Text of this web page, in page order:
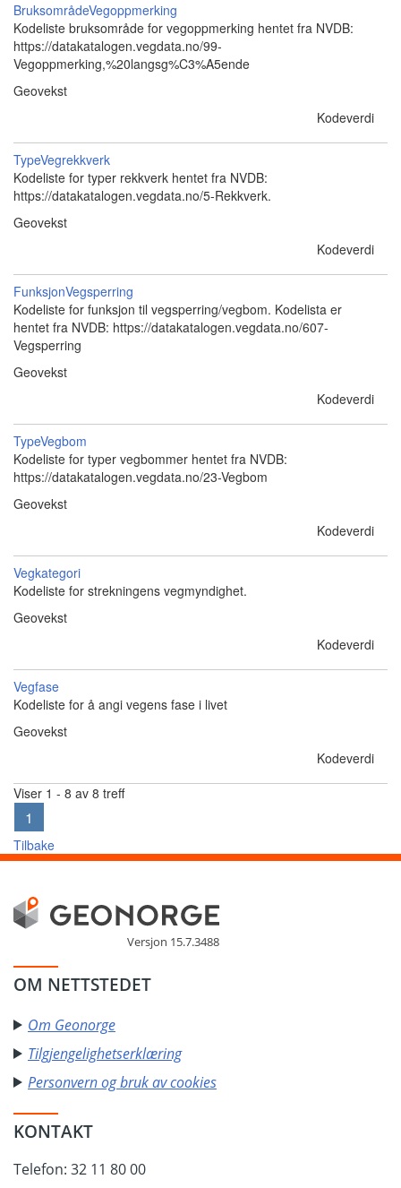
BruksområdeVegoppmerking
Kodeliste bruksområde for vegoppmerking hentet fra NVDB:
https://datakatalogen.vegdata.no/99-
Vegoppmerking,%20langsg%C3%A5ende
Geovekst
Kodeverdi
TypeVegrekkverk
Kodeliste for typer rekkverk hentet fra NVDB:
https://datakatalogen.vegdata.no/5-Rekkverk.
Geovekst
Kodeverdi
FunksjonVegsperring
Kodeliste for funksjon til vegsperring/vegbom. Kodelista er
hentet fra NVDB: https://datakatalogen.vegdata.no/607-
Vegsperring
Geovekst
Kodeverdi
TypeVegbom
Kodeliste for typer vegbommer hentet fra NVDB:
https://datakatalogen.vegdata.no/23-Vegbom
Geovekst
Kodeverdi
Vegkategori
Kodeliste for strekningens vegmyndighet.
Geovekst
Kodeverdi
Vegfase
Kodeliste for å angi vegens fase i livet
Geovekst
Kodeverdi
Viser 1 - 8 av 8 treff
1
Tilbake